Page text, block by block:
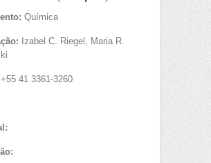
Química
Izabel C. Riegel, Maria R.
+55 41 3361-3260